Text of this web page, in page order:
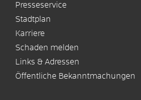
Presseservice
Stadtplan
Karriere
Schaden melden
Links & Adressen
Öffentliche Bekanntmachungen